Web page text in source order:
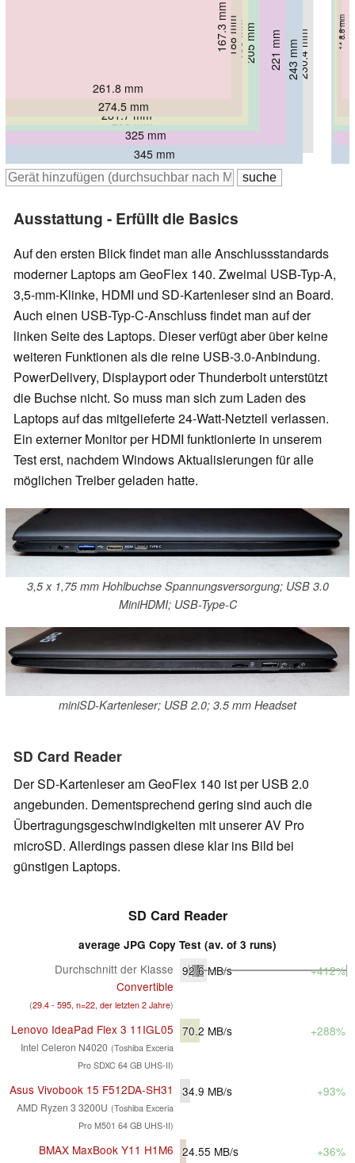
357.2 mm
230.4 mm 19.9 mm
345 mm
243 mm
325 mm
221 mm 17.8 mm
295 mm
205 mm 19.9 mm
281.7 mm
198 mm 17.5 mm
274.5 mm
188 mm 14.4 mm
261.8 mm
167.3 mm 8.8 mm
Ausstattung - Erfüllt die Basics
Auf den ersten Blick findet man alle Anschlussstandards
moderner Laptops am GeoFlex 140. Zweimal USB-Typ-A,
3,5-mm-Klinke, HDMI und SD-Kartenleser sind an Board.
Auch einen USB-Typ-C-Anschluss findet man auf der
linken Seite des Laptops. Dieser verfügt aber über keine
weiteren Funktionen als die reine USB-3.0-Anbindung.
PowerDelivery, Displayport oder Thunderbolt unterstützt
die Buchse nicht. So muss man sich zum Laden des
Laptops auf das mitgelieferte 24-Watt-Netzteil verlassen.
Ein externer Monitor per HDMI funktionierte in unserem
Test erst, nachdem Windows Aktualisierungen für alle
möglichen Treiber geladen hatte.
3,5 x 1,75 mm Hohlbuchse Spannungsversorgung; USB 3.0
MiniHDMI; USB-Type-C
miniSD-Kartenleser; USB 2.0; 3.5 mm Headset
SD Card Reader
Der SD-Kartenleser am GeoFlex 140 ist per USB 2.0
angebunden. Dementsprechend gering sind auch die
Übertragungsgeschwindigkeiten mit unserer AV Pro
microSD. Allerdings passen diese klar ins Bild bei
günstigen Laptops.
SD Card Reader
average JPG Copy Test (av. of 3 runs)
Durchschnitt der Klasse
Convertible
(29.4 - 595, n=22, der letzten 2 Jahre)
92.6MB/s +412%
Lenovo IdeaPad Flex 3 11IGL05
Intel Celeron N4020 (Toshiba Exceria
Pro SDXC 64 GB UHS-II)
70.2 MB/s +288%
Asus Vivobook 15 F512DA-SH31
AMD Ryzen 3 3200U (Toshiba Exceria
Pro M501 64 GB UHS-II)
34.9 MB/s +93%
BMAX MaxBook Y11 H1M6 24.55 MB/s +36%